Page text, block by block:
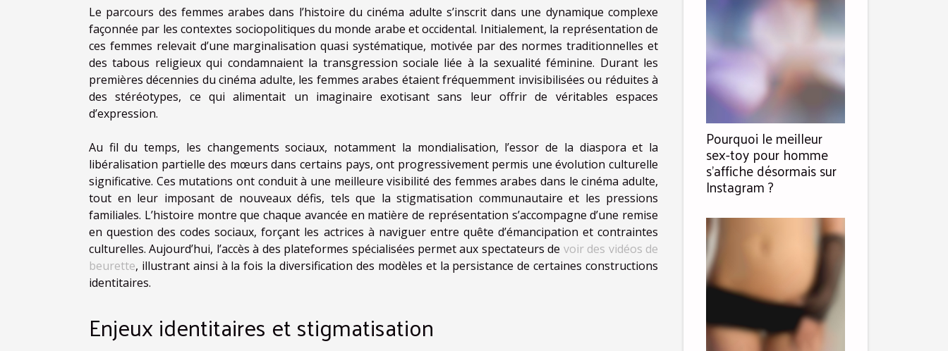
Le parcours des femmes arabes dans l’histoire du cinéma adulte s’inscrit dans une dynamique complexe
façonnée par les contextes sociopolitiques du monde arabe et occidental. Initialement, la représentation de
ces femmes relevait d’une marginalisation quasi systématique, motivée par des normes traditionnelles et
des tabous religieux qui condamnaient la transgression sociale liée à la sexualité féminine. Durant les
premières décennies du cinéma adulte, les femmes arabes étaient fréquemment invisibilisées ou réduites à
des stéréotypes, ce qui alimentait un imaginaire exotisant sans leur offrir de véritables espaces
d’expression.
Au fil du temps, les changements sociaux, notamment la mondialisation, l’essor de la diaspora et la
libéralisation partielle des mœurs dans certains pays, ont progressivement permis une évolution culturelle
significative. Ces mutations ont conduit à une meilleure visibilité des femmes arabes dans le cinéma adulte,
tout en leur imposant de nouveaux défis, tels que la stigmatisation communautaire et les pressions
familiales. L’histoire montre que chaque avancée en matière de représentation s’accompagne d’une remise
en question des codes sociaux, forçant les actrices à naviguer entre quête d’émancipation et contraintes
culturelles. Aujourd’hui, l’accès à des plateformes spécialisées permet aux spectateurs de voir des vidéos de
beurette, illustrant ainsi à la fois la diversification des modèles et la persistance de certaines constructions
identitaires.
Enjeux identitaires et stigmatisation
Pourquoi le meilleur
sex-toy pour homme
s’affiche désormais sur
Instagram ?